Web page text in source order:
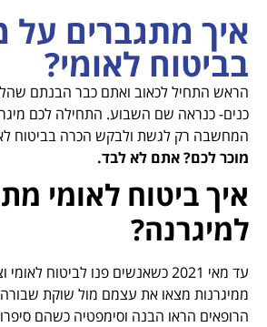
איך מתגברים על
בביטוח לאומי?
הראש התחיל לכאוב ואתם כבר הבנתם שהלך
כנים- כנראה שם השבוע. התחילה לכם
המחשבה רק לגשת ולבקש הכרה בביטוח
מוכר לכם? אתם לא לבד.
איך ביטוח לאומי
למיגרנה?
עד מאי 2021 כשאנשים פנו לביטוח
ממיגרנות מצאו את עצמם מול שוקת
הרופאים הראו הבנה וסימפטיה כשהם